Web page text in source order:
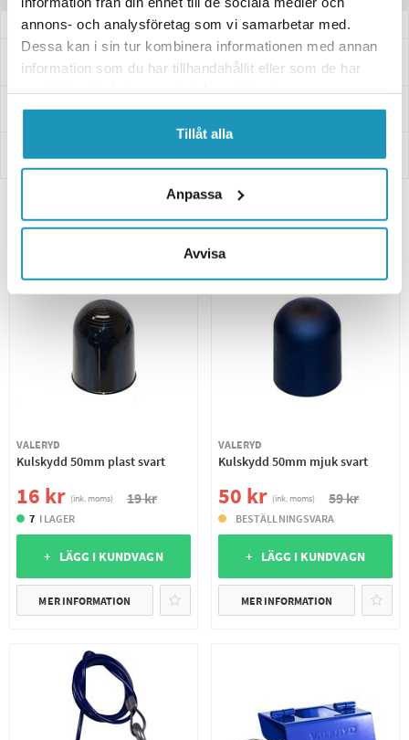
annons- och analysföretag som vi samarbetar med.
Dessa kan i sin tur kombinera informationen med annan
information som du har tillhandahållit eller som de har
Tillåt alla
Anpassa
Avvisa
Frågor och svar
Leverans- & Returinformation
Betalning
Relaterade produkter
VALERYD
Kulskydd 50mm plast svart
16 kr (ink. moms) 19 kr
7 I LAGER
+ LÄGG I KUNDVAGN
MER INFORMATION
VALERYD
Kulskydd 50mm mjuk svart
50 kr (ink. moms) 59 kr
BESTÄLLNINGSVARA
+ LÄGG I KUNDVAGN
MER INFORMATION